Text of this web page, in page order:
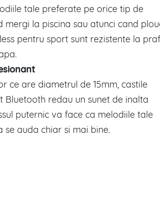
tale preferate pe orice tip de
mergi la piscina sau atunci cand
pentru sport sunt rezistente la
ce are diametrul de 15mm, castile
Bluetooth redau un sunet de inalta
puternic va face ca melodiile tale
se auda chiar si mai bine.